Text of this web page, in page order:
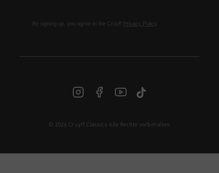
DE | € EUR
By signing up, you agree to the Cruyff Privacy Policy
© 2026 Cruyff Classics Alle Rechte vorbehalten